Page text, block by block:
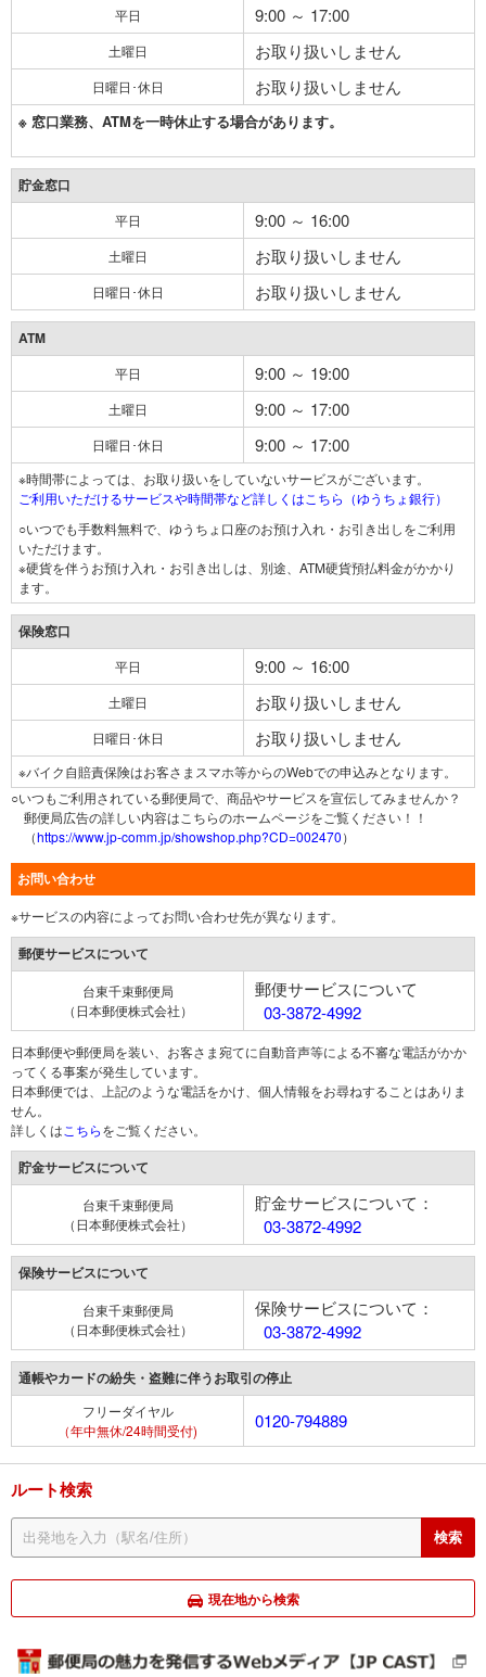
平日 9:00 ～ 17:00
土曜日 お取り扱いしません
日曜日･休日 お取り扱いしません
※ 窓口業務、ATMを一時休止する場合があります。
貯金窓口
平日 9:00 ～ 16:00
土曜日 お取り扱いしません
日曜日･休日 お取り扱いしません
ATM
平日 9:00 ～ 19:00
土曜日 9:00 ～ 17:00
日曜日･休日 9:00 ～ 17:00
※時間帯によっては、お取り扱いをしていないサービスがございます。
ご利用いただけるサービスや時間帯など詳しくはこちら（ゆうちょ銀行）
○いつでも手数料無料で、ゆうちょ口座のお預け入れ・お引き出しをご利用
いただけます。
※硬貨を伴うお預け入れ・お引き出しは、別途、ATM硬貨預払料金がかかり
ます。
保険窓口
平日 9:00 ～ 16:00
土曜日 お取り扱いしません
日曜日･休日 お取り扱いしません
※バイク自賠責保険はお客さまスマホ等からのWebでの申込みとなります。
○いつもご利用されている郵便局で、商品やサービスを宣伝してみませんか？
郵便局広告の詳しい内容はこちらのホームページをご覧ください！！
（https://www.jp-comm.jp/showshop.php?CD=002470）
お問い合わせ
※サービスの内容によってお問い合わせ先が異なります。
郵便サービスについて
台東千束郵便局
（日本郵便株式会社）
郵便サービスについて
03-3872-4992
日本郵便や郵便局を装い、お客さま宛てに自動音声等による不審な電話がかか
ってくる事案が発生しています。
日本郵便では、上記のような電話をかけ、個人情報をお尋ねすることはありま
せん。
詳しくは こちらをご覧ください。
貯金サービスについて
台東千束郵便局
（日本郵便株式会社）
貯金サービスについて：
03-3872-4992
保険サービスについて
台東千束郵便局
（日本郵便株式会社）
保険サービスについて：
03-3872-4992
通帳やカードの紛失・盗難に伴うお取引の停止
フリーダイヤル
（年中無休/24時間受付)
0120-794889
ルート検索
現在地から検索